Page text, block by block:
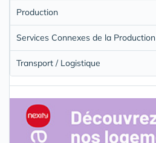
Production
Services Connexes de la Production
Transport / Logistique